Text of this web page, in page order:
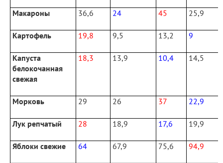
Макароны 36,6 24 45 25,9
Картофель 19,8 9,5 13,2 9
Капуста
белокочанная
свежая
18,3 13,9 10,4 14,5
Морковь 29 26 37 22,9
Лук репчатый 28 18,9 17,6 19,9
Яблоки свежие 64 67,9 75,6 94,9